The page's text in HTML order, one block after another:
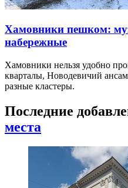
Хамовники пешком:
набережные
Хамовники нельзя удобно
кварталы, Новодевичий
разные кластеры.
Последние
места